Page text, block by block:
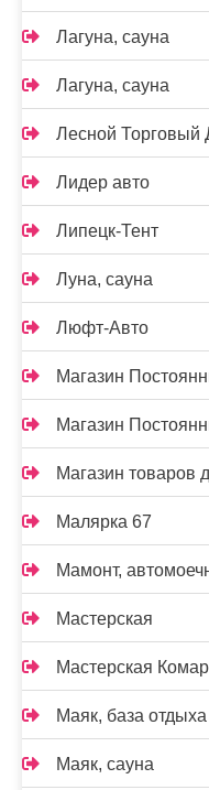
Лагуна, сауна
Лагуна, сауна
Лесной Торговый
Лидер авто
Липецк-Тент
Луна, сауна
Люфт-Авто
Магазин
Магазин
Магазин товаров
Малярка 67
Мамонт,
Мастерская
Мастерская
Маяк, база
Маяк, сауна